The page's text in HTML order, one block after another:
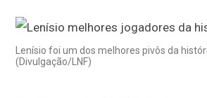
Lenísio foi um dos melhores pivôs da
(Divulgação/LNF)